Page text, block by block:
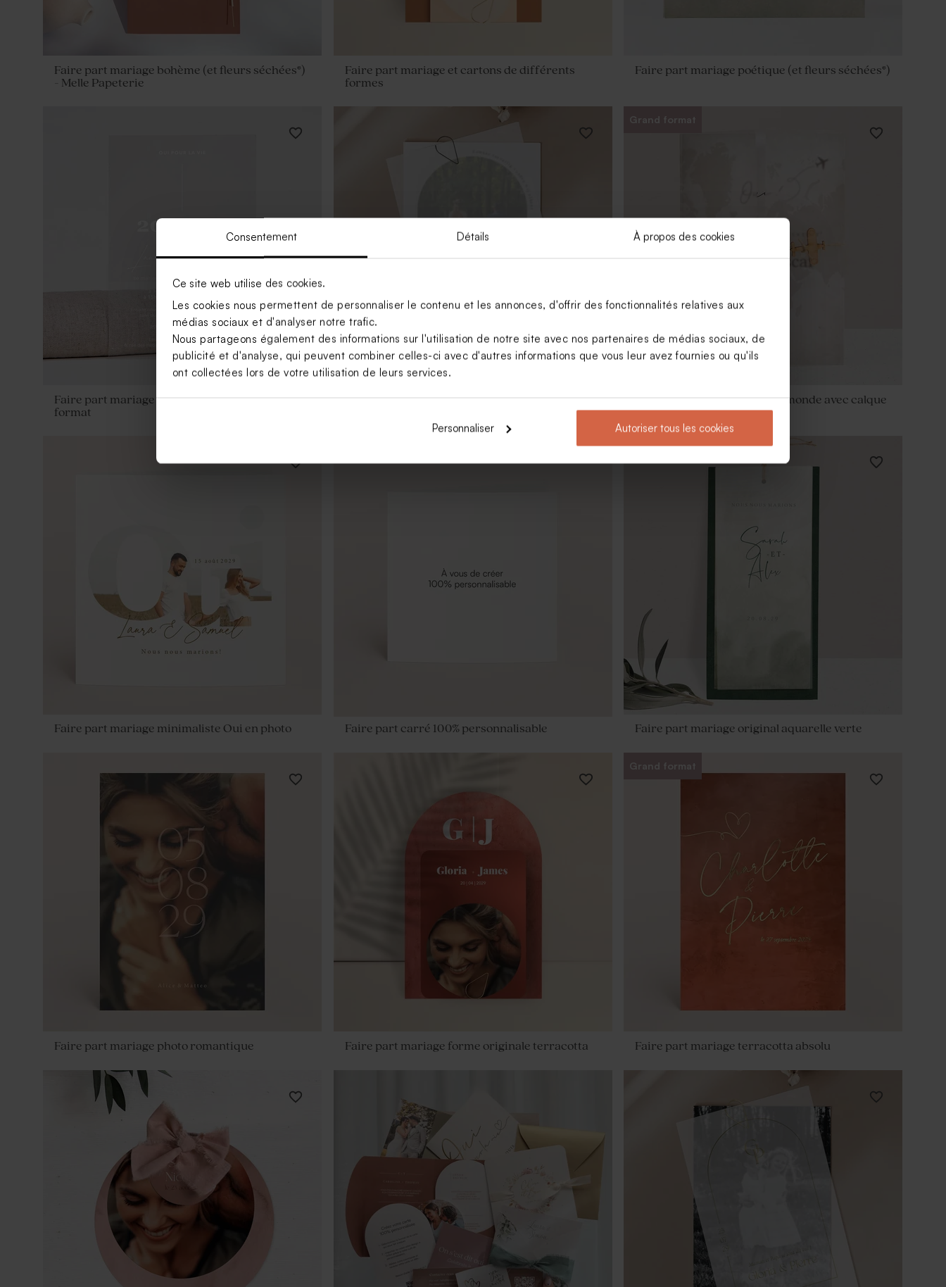
Consentement Détails À propos des cookies
Ce site web utilise des cookies.
Les cookies nous permettent de personnaliser le contenu et les annonces, d'offrir des fonctionnalités relatives aux
médias sociaux et d'analyser notre trafic.
Nous partageons également des informations sur l'utilisation de notre site avec nos partenaires de médias sociaux, de
publicité et d'analyse, qui peuvent combiner celles-ci avec d'autres informations que vous leur avez fournies ou qu'ils
ont collectées lors de votre utilisation de leurs services.
Personnaliser Autoriser tous les cookies
Faire part carré 100% personnalisable
Faire part mariage bohème (et fleurs séchées*)
- Melle Papeterie
Faire part mariage et cartons de différents
formes
Faire part mariage poétique (et fleurs séchées*)
Faire part mariage plexi typo élégante petit
format
Grand format
Faire part mariage carte du monde avec calque
Faire part mariage minimaliste Oui en photo Faire part mariage original aquarelle verte
Faire part mariage photo romantique Faire part mariage forme originale terracotta
Grand format
Faire part mariage terracotta absolu